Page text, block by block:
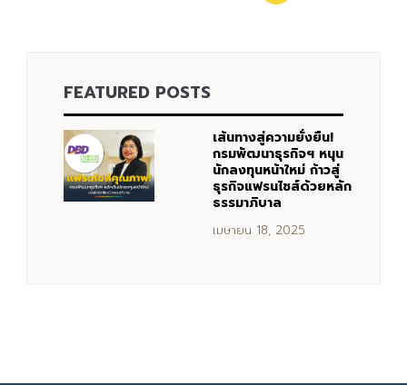
FEATURED POSTS
เส้นทางสู่ความยั่งยืน!
กรมพัฒนาธุรกิจฯ หนุน
นักลงทุนหน้าใหม่ ก้าวสู่
ธุรกิจแฟรนไชส์ด้วยหลัก
ธรรมาภิบาล
เมษายน 18, 2025